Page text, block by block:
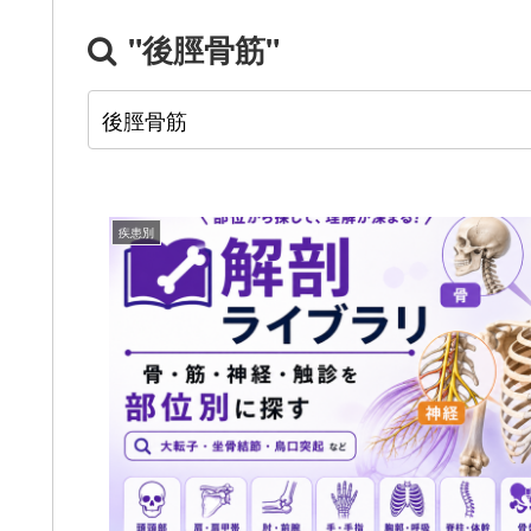
"後脛骨筋"
疾患別